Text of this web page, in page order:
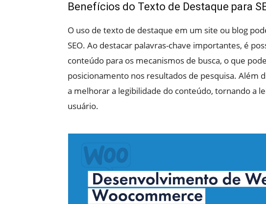
Benefícios do Texto de Destaque para
O uso de texto de destaque em um site ou blog
SEO. Ao destacar palavras-chave importantes, é
conteúdo para os mecanismos de busca, o que
posicionamento nos resultados de pesquisa. Além
a melhorar a legibilidade do conteúdo, tornando a
usuário.